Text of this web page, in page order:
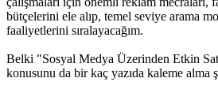
bütçelerini ele alıp, temel seviye arama
faaliyetlerini sıralayacağım.
Belki "Sosyal Medya Üzerinden Etkin
konusunu da bir kaç yazıda kaleme alma